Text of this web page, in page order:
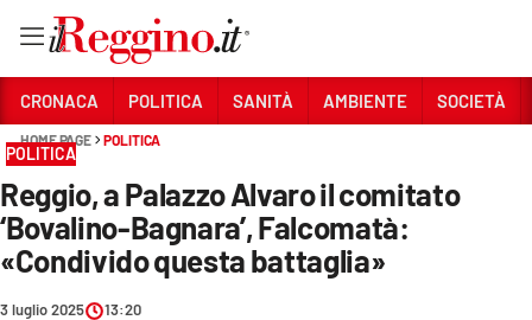
Sezioni
CRONACA
POLITICA
SANITÀ
CRONACA POLITICA SANITÀ AMBIENTE SOCIETÀ
HOME PAGE POLITICA
POLITICA
Reggio, a Palazzo Alvaro il comitato
‘Bovalino-Bagnara’, Falcomatà:
«Condivido questa battaglia»
3 luglio 2025 13:20